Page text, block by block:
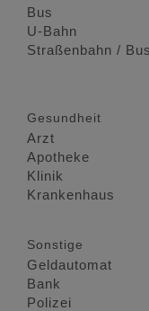
Bus
U-Bahn
Straßenbahn / Bus
Gesundheit
Arzt
Apotheke
Klinik
Krankenhaus
Sonstige
Geldautomat
Bank
Polizei